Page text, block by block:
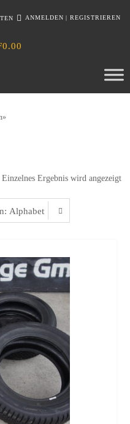
ANMELDEN | REGISTRIEREN
0.00
Einzelnes Ergebnis wird angezeigt